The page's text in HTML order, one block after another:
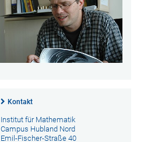
Kontakt
Institut für Mathematik
Campus Hubland Nord
Emil-Fischer-Straße 40